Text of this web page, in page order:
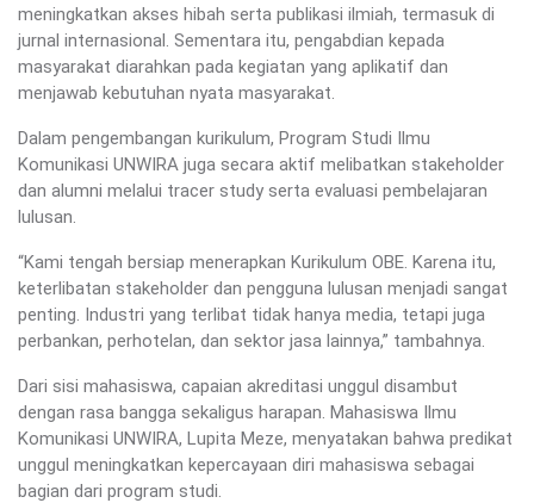
meningkatkan akses hibah serta publikasi ilmiah, termasuk di
jurnal internasional. Sementara itu, pengabdian kepada
masyarakat diarahkan pada kegiatan yang aplikatif dan
menjawab kebutuhan nyata masyarakat.
Dalam pengembangan kurikulum, Program Studi Ilmu
Komunikasi UNWIRA juga secara aktif melibatkan stakeholder
dan alumni melalui tracer study serta evaluasi pembelajaran
lulusan.
“Kami tengah bersiap menerapkan Kurikulum OBE. Karena itu,
keterlibatan stakeholder dan pengguna lulusan menjadi sangat
penting. Industri yang terlibat tidak hanya media, tetapi juga
perbankan, perhotelan, dan sektor jasa lainnya,” tambahnya.
Dari sisi mahasiswa, capaian akreditasi unggul disambut
dengan rasa bangga sekaligus harapan. Mahasiswa Ilmu
Komunikasi UNWIRA, Lupita Meze, menyatakan bahwa predikat
unggul meningkatkan kepercayaan diri mahasiswa sebagai
bagian dari program studi.